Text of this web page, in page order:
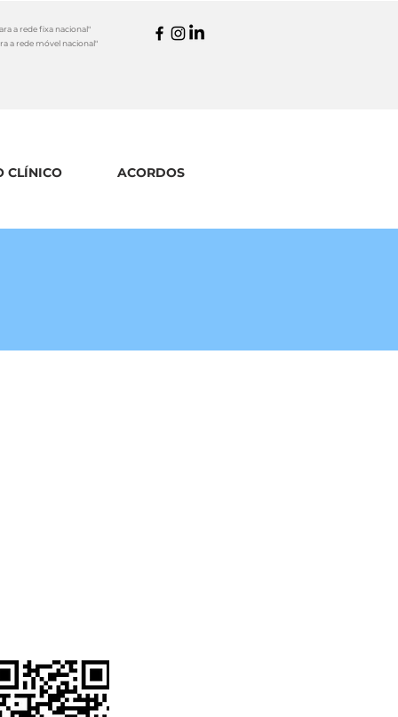
a rede fixa nacional"
a rede móvel nacional"
CLÍNICO ACORDOS